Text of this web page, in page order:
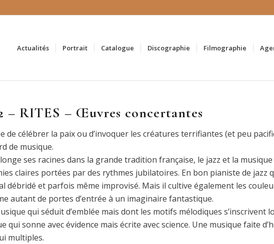
Actualités Portrait Catalogue Discographie Filmographie
– RITES – Œuvres concertantes
de célébrer la paix ou d’invoquer les créatures terrifiantes (et peu
de musique.
ses racines dans la grande tradition française, le jazz et la
claires portées par des rythmes jubilatoires. En bon pianiste de jazz
débridé et parfois même improvisé. Mais il cultive également les
autant de portes d’entrée à un imaginaire fantastique.
qui séduit d’emblée mais dont les motifs mélodiques s’inscrivent
qui sonne avec évidence mais écrite avec science. Une musique faite
multiples.